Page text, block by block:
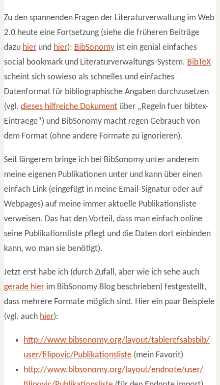
Zu den spannenden Fragen der Literaturverwaltung im Web
2.0 heute eine Fortsetzung (siehe die früheren Beiträge
dazu hier und hier): BibSonomy ist ein genial einfaches
social bookmark und Literaturverwaltungs-System. BibTeX
scheint sich sowieso als schnelles und einfaches
Datenformat für bibliographische Angaben durchzusetzen
(vgl. dieses hilfreiche Dokument über „Regeln fuer bibtex-
Eintraege“) und BibSonomy macht regen Gebrauch von
dem Format (ohne andere Formate zu ignorieren).
Seit längerem bringe ich bei BibSonomy unter anderem
meine eigenen Publikationen unter und kann über einen
einfach Link (eingefügt in meine Email-Signatur oder auf
Webpages) auf meine immer aktuelle Publikationsliste
verweisen. Das hat den Vorteil, dass man einfach online
seine Publikationsliste pflegt und die Daten dort einbinden
kann, wo man sie benötigt).
Jetzt erst habe ich (durch Zufall, aber wie ich sehe auch
gerade hier im BibSonomy Blog beschrieben) festgestellt,
dass mehrere Formate möglich sind. Hier ein paar Beispiele
(vgl. auch hier):
http://www.bibsonomy.org/layout/tablerefsabsbib/
user/filipovic/Publikationsliste (mein Favorit)
http://www.bibsonomy.org/layout/endnote/user/